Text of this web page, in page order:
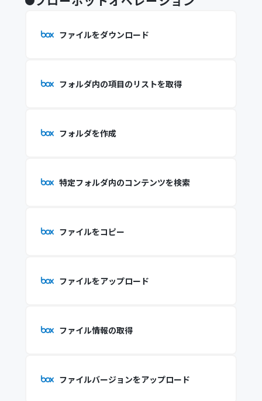
ファイルをダウンロード
フォルダ内の項目のリストを取得
フォルダを作成
特定フォルダ内のコンテンツを検索
ファイルをコピー
ファイルをアップロード
ファイル情報の取得
ファイルバージョンをアップロード